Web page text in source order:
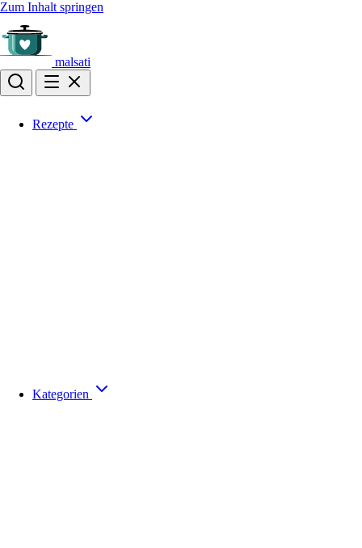
Zum Inhalt springen
malsati
Rezepte
Kategorien